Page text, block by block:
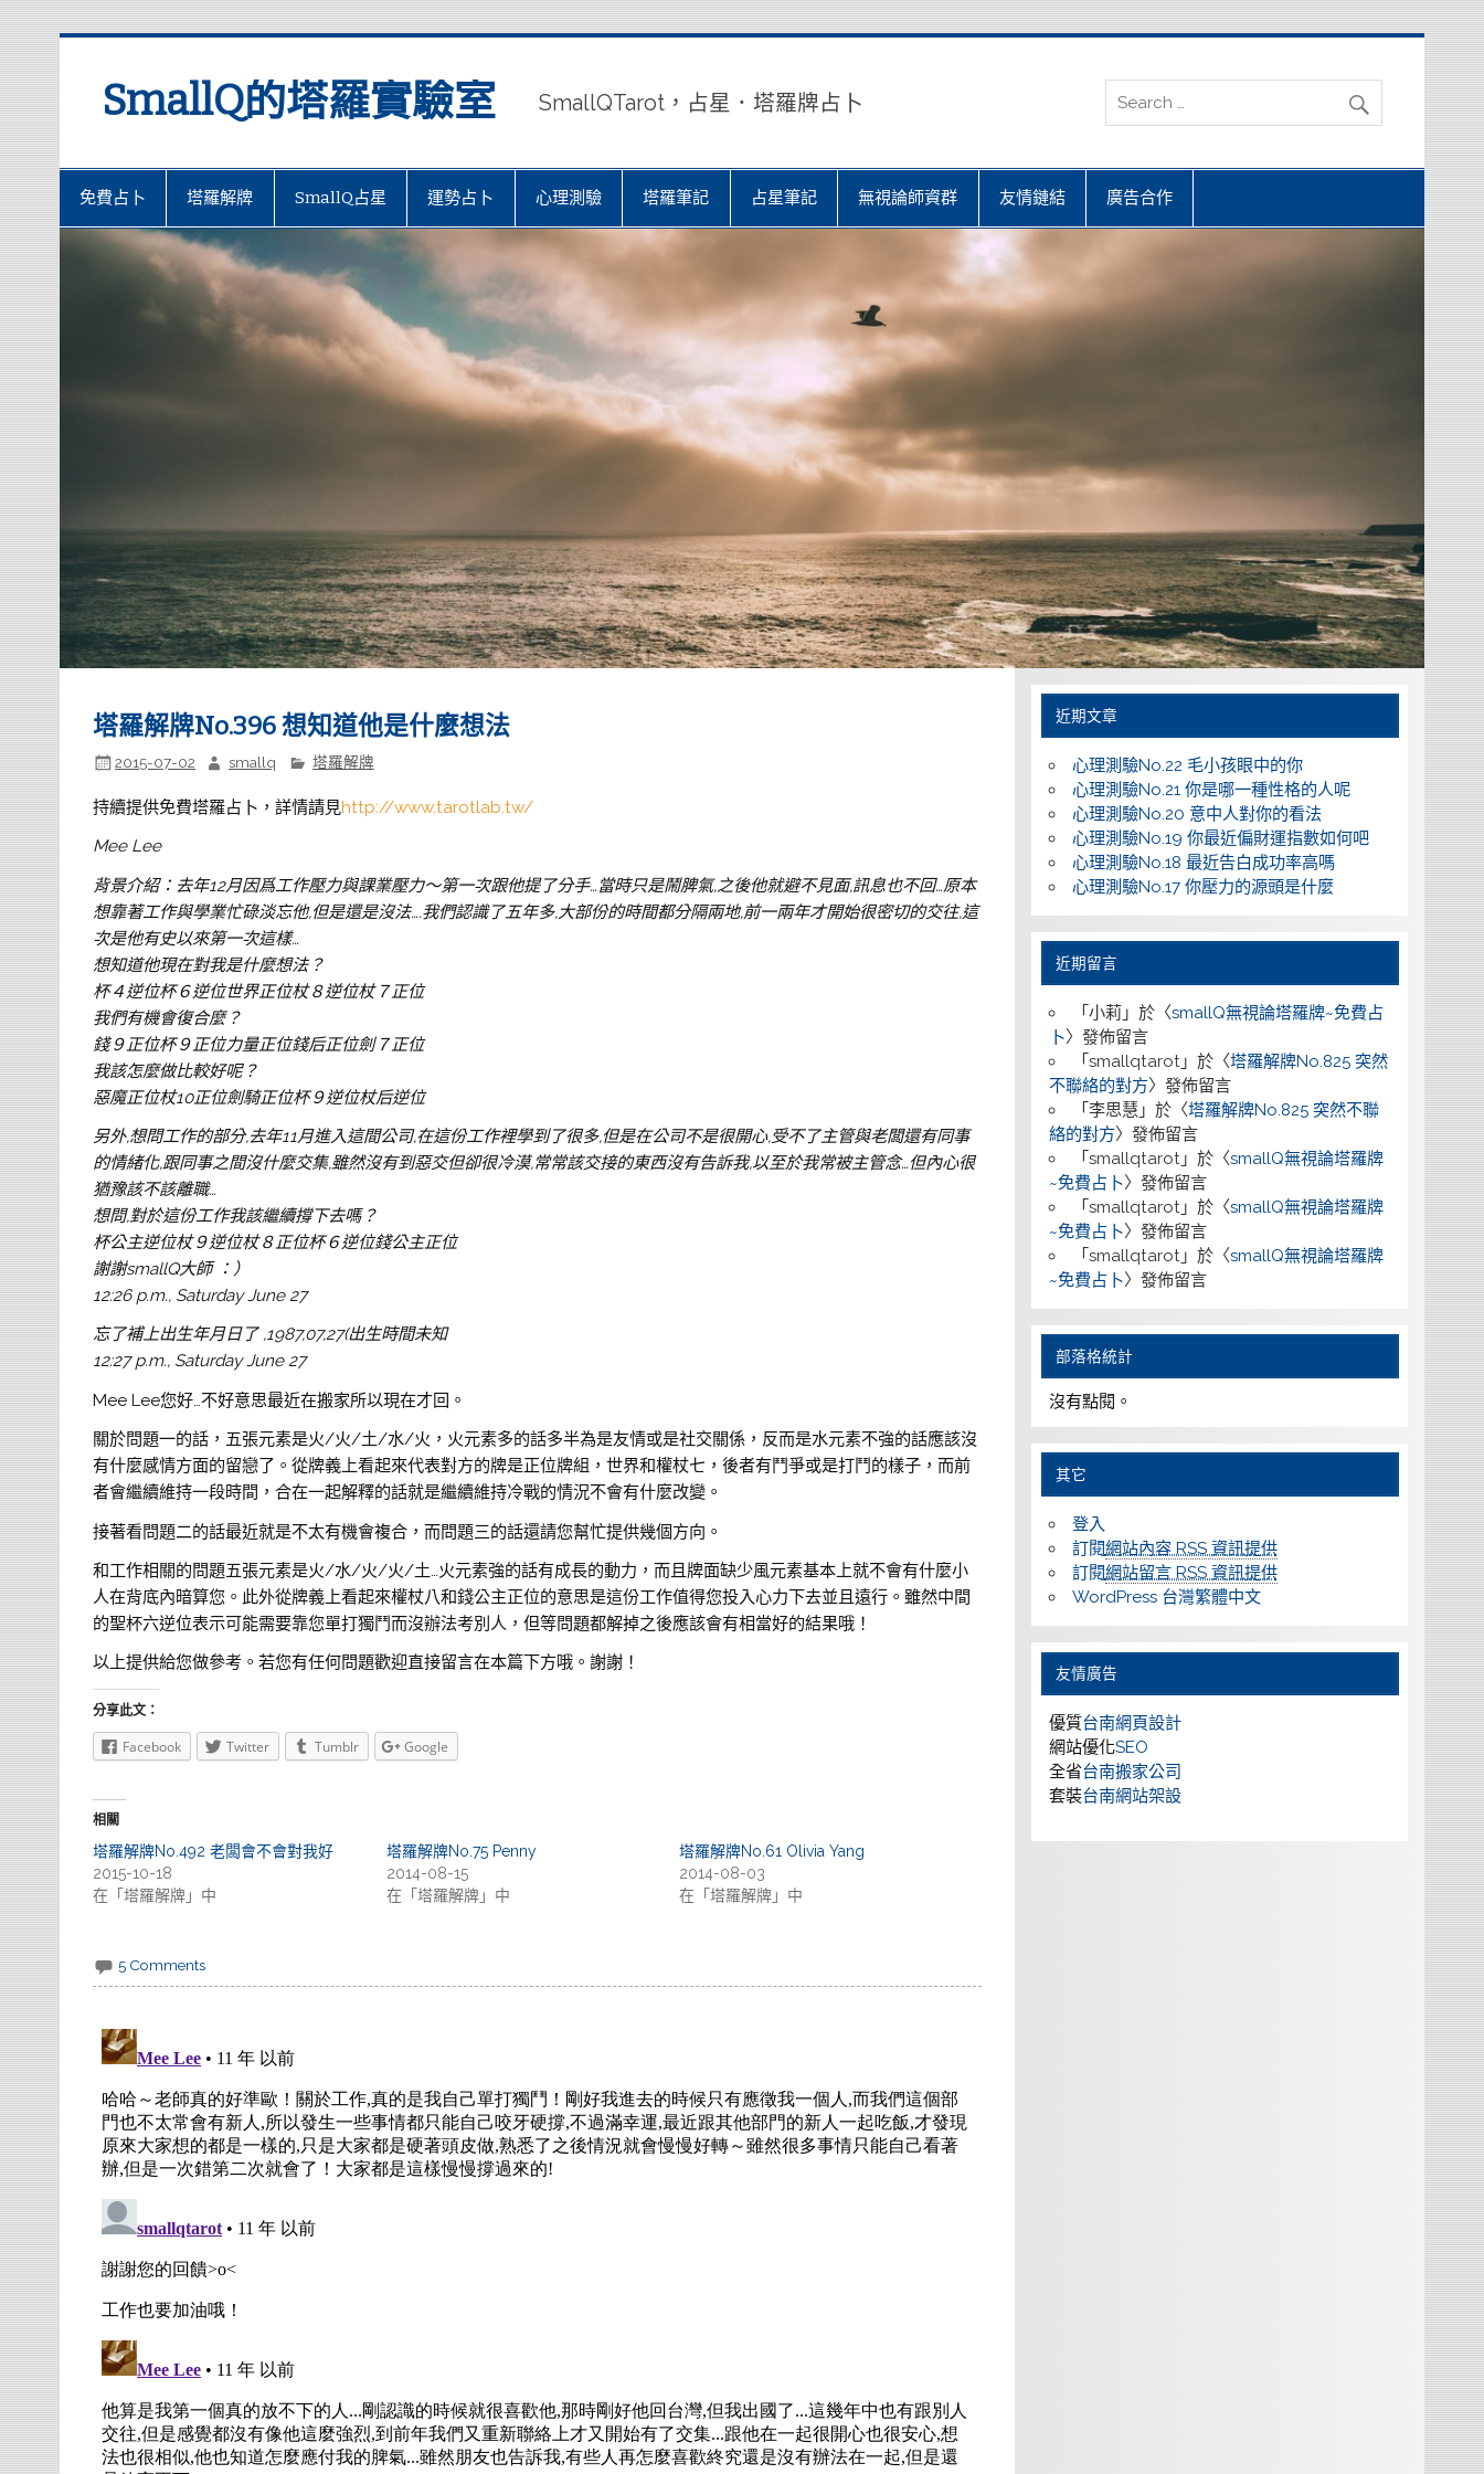
SmallQ的塔羅實驗室 SmallQTarot，占星．塔羅牌占卜
免費占卜 塔羅解牌 SmallQ占星 運勢占卜 心理測驗 塔羅筆記 占星筆記 無視論師資群 友情鏈結 廣告合作
塔羅解牌No.396 想知道他是什麼想法
2015-07-02 smallq 塔羅解牌
持續提供免費塔羅占卜，詳情請見http://www.tarotlab.tw/
Mee Lee
背景介紹：去年12月因爲工作壓力與課業壓力～第一次跟他提了分手…當時只是鬧脾氣,之後他就避不見面,訊息也不回…原本
想靠著工作與學業忙碌淡忘他,但是還是沒法….我們認識了五年多,大部份的時間都分隔兩地,前一兩年才開始很密切的交往,這
次是他有史以來第一次這樣…
想知道他現在對我是什麼想法？
杯４逆位杯６逆位世界正位杖８逆位杖７正位
我們有機會復合麼？
錢９正位杯９正位力量正位錢后正位劍７正位
我該怎麼做比較好呢？
惡魔正位杖10正位劍騎正位杯９逆位杖后逆位
另外,想問工作的部分,去年11月進入這間公司,在這份工作裡學到了很多,但是在公司不是很開心,受不了主管與老闆還有同事
的情緒化,跟同事之間沒什麼交集,雖然沒有到惡交但卻很冷漠,常常該交接的東西沒有告訴我,以至於我常被主管念…但內心很
猶豫該不該離職…
想問,對於這份工作我該繼續撐下去嗎？
杯公主逆位杖９逆位杖８正位杯６逆位錢公主正位
謝謝smallQ大師 ：）
12:26 p.m., Saturday June 27
忘了補上出生年月日了 ,1987,07,27(出生時間未知
12:27 p.m., Saturday June 27
Mee Lee您好…不好意思最近在搬家所以現在才回。
關於問題一的話，五張元素是火/火/土/水/火，火元素多的話多半為是友情或是社交關係，反而是水元素不強的話應該沒
有什麼感情方面的留戀了。從牌義上看起來代表對方的牌是正位牌組，世界和權杖七，後者有鬥爭或是打鬥的樣子，而前
者會繼續維持一段時間，合在一起解釋的話就是繼續維持冷戰的情況不會有什麼改變。
接著看問題二的話最近就是不太有機會複合，而問題三的話還請您幫忙提供幾個方向。
和工作相關的問題五張元素是火/水/火/火/土…火元素強的話有成長的動力，而且牌面缺少風元素基本上就不會有什麼小
人在背底內暗算您。此外從牌義上看起來權杖八和錢公主正位的意思是這份工作值得您投入心力下去並且遠行。雖然中間
的聖杯六逆位表示可能需要靠您單打獨鬥而沒辦法考別人，但等問題都解掉之後應該會有相當好的結果哦！
以上提供給您做參考。若您有任何問題歡迎直接留言在本篇下方哦。謝謝！
分享此文：
Facebook Twitter Tumblr Google
相關
塔羅解牌No.492 老闆會不會對我好
2015-10-18
在「塔羅解牌」中
塔羅解牌No.75 Penny
2014-08-15
在「塔羅解牌」中
塔羅解牌No.61 Olivia Yang
2014-08-03
在「塔羅解牌」中
5 Comments
近期文章
心理測驗No.22 毛小孩眼中的你
心理測驗No.21 你是哪一種性格的人呢
心理測驗No.20 意中人對你的看法
心理測驗No.19 你最近偏財運指數如何吧
心理測驗No.18 最近告白成功率高嗎
心理測驗No.17 你壓力的源頭是什麼
近期留言
「 小莉」於〈smallQ無視論塔羅牌~免費占
卜〉發佈留言
「 smallqtarot」於〈塔羅解牌No.825 突然
不聯絡的對方〉發佈留言
「 李思慧」於〈塔羅解牌No.825 突然不聯
絡的對方〉發佈留言
「 smallqtarot」於〈smallQ無視論塔羅牌
~免費占卜〉發佈留言
「 smallqtarot」於〈smallQ無視論塔羅牌
~免費占卜〉發佈留言
「 smallqtarot」於〈smallQ無視論塔羅牌
~免費占卜〉發佈留言
部落格統計
沒有點閱。
其它
登入
訂閱網站內容 RSS 資訊提供
訂閱網站留言 RSS 資訊提供
WordPress 台灣繁體中文
友情廣告
優質台南網頁設計
網站優化SEO
全省台南搬家公司
套裝台南網站架設